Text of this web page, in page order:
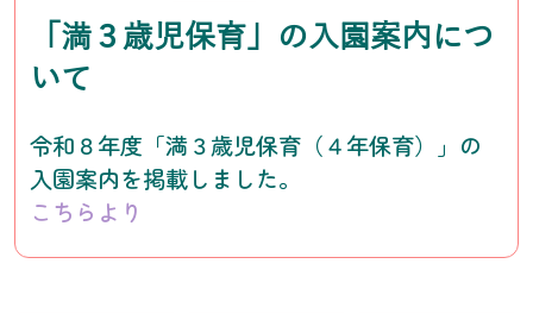
「満３歳児保育」の入園案内につ
いて
令和８年度「満３歳児保育（４年保育）」の
入園案内を掲載しました。
こちらより